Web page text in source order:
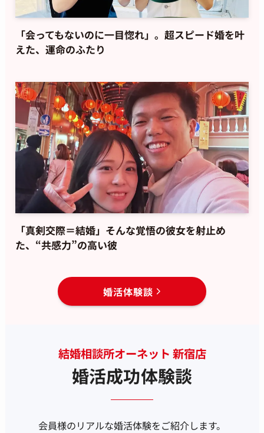
「会ってもないのに一目惚れ」。超スピード婚を叶
えた、運命のふたり
「真剣交際＝結婚」そんな覚悟の彼女を射止め
た、“共感力”の高い彼
婚活体験談
結婚相談所オーネット 新宿店
婚活成功体験談
会員様のリアルな婚活体験をご紹介します。